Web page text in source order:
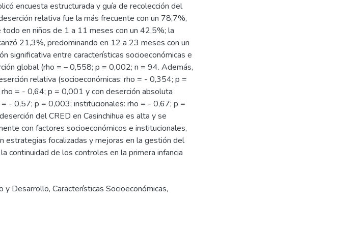
encuesta estructurada y guía de recolección del
relativa fue la más frecuente con un 78,7%,
en niños de 1 a 11 meses con un 42,5%; la
21,3%, predominando en 12 a 23 meses con un
significativa entre características socioeconómicas e
global (rho = – 0,558; p = 0,002; n = 94. Además,
relativa (socioeconómicas: rho = - 0,354; p =
= - 0,64; p = 0,001 y con deserción absoluta
= - 0,57; p = 0,003; institucionales: rho = - 0,67; p =
del CRED en Casinchihua es alta y se
con factores socioeconómicos e institucionales,
estrategias focalizadas y mejoras en la gestión del
continuidad de los controles en la primera infancia
y Desarrollo, Características Socioeconómicas,